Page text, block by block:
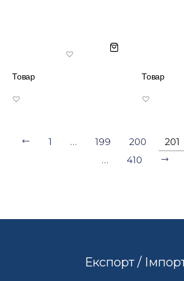
Товар Товар
1 … 199 200 201
…
410
Експорт /